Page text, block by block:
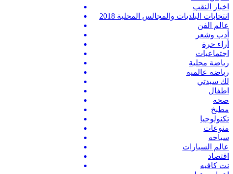
اخبار النقب
انتخابات البلديات والمجالس المحلية 2018
عالم الفن
أدب وشعر
أراء حرة
اجتماعيات
رياضة محلية
رياضه عالميه
لك سيدتي
اطفال
صحه
مطبخ
تكنولوجيا
منوعات
سياحه
عالم السيارات
اقتصاد
نت كافيه